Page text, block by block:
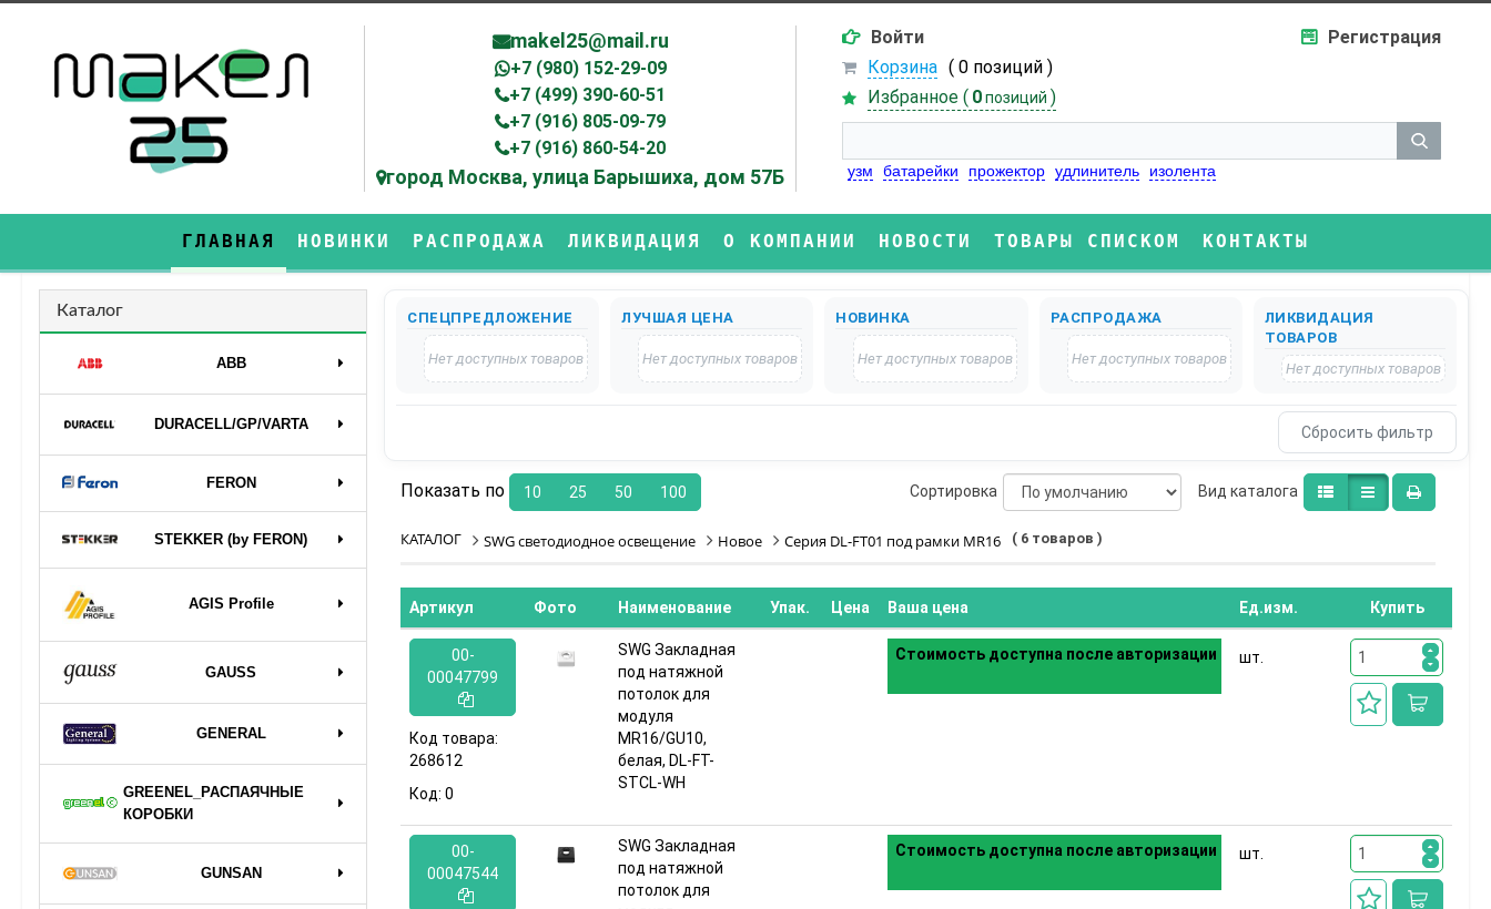
makel25@mail.ru
+7 (980) 152-29-09
+7 (499) 390-60-51
+7 (916) 805-09-79
+7 (916) 860-54-20
город Москва, улица Барышиха, дом 57Б
Войти
Регистрация
Корзина ( 0 позиций )
Избранное ( 0 позиций )
узм батарейки прожектор удлинитель изолента
ГЛАВНАЯ НОВИНКИ РАСПРОДАЖА ЛИКВИДАЦИЯ О КОМПАНИИ НОВОСТИ ТОВАРЫ СПИСКОМ КОНТАКТЫ
Каталог
ABB
DURAСELL/GP/VARTA
FERON
STEKKER (by FERON)
AGIS Profile
GAUSS
GENERAL
GREENEL_РАСПАЯЧНЫЕ
КОРОБКИ
GUNSAN
СПЕЦПРЕДЛОЖЕНИЕ
Нет доступных товаров
ЛУЧШАЯ ЦЕНА
Нет доступных товаров
НОВИНКА
Нет доступных товаров
РАСПРОДАЖА
Нет доступных товаров
ЛИКВИДАЦИЯ
ТОВАРОВ
Нет доступных товаров
Показать по 10 25 50 100 Bид каталога
Сортировка
КАТАЛОГ SWG светодиодное освещение Новое Серия DL-FT01 под рамки MR16 ( 6 товаров )
Артикул Фото Наименование Упак. Цена Ваша цена Ед.изм. Купить
00-
00047799
Код товара:
268612
Код: 0
SWG Закладная
под натяжной
потолок для
модуля
MR16/GU10,
белая, DL-FT-
STCL-WH
Стоимость доступна после авторизации шт.
00-
00047544
SWG Закладная
под натяжной
потолок для
Стоимость доступна после авторизации шт.